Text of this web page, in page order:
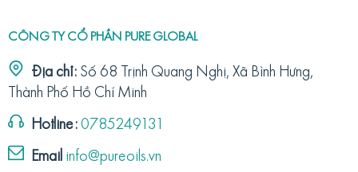
CÔNG TY CỔ PHẦN PURE GLOBAL
Địa chỉ: Số 68 Trịnh Quang Nghị, Xã Bình Hưng,
Thành Phố Hồ Chí Minh
Hotline: 0785249131
Email info@pureoils.vn